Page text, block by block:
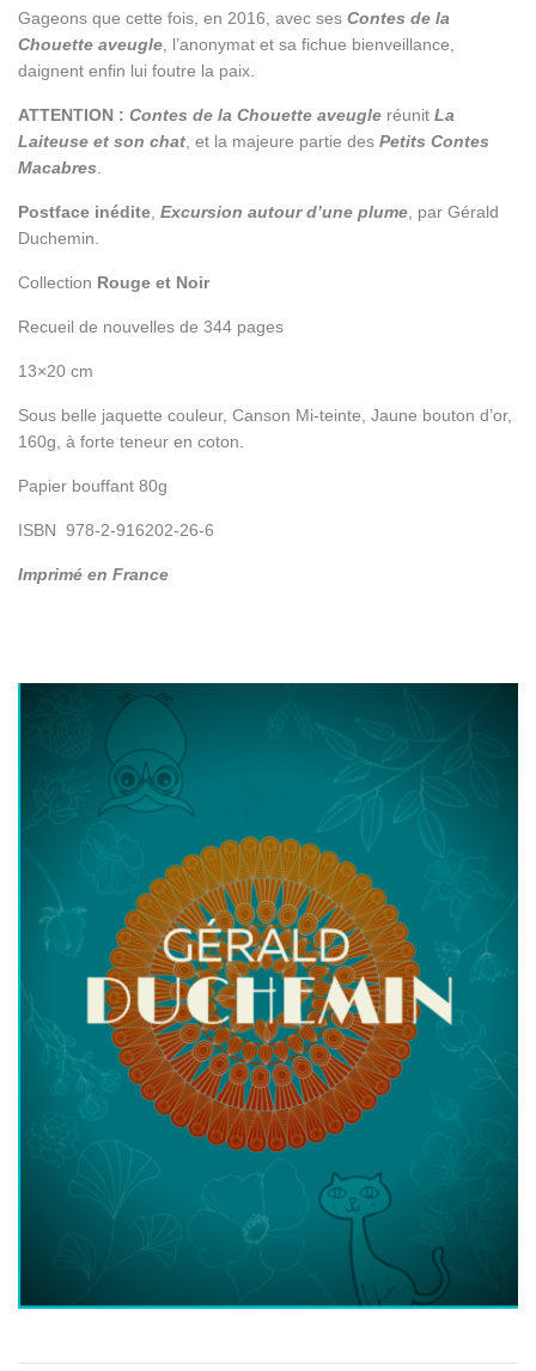
Gageons que cette fois, en 2016, avec ses Contes de la
Chouette aveugle , l’anonymat et sa fichue bienveillance,
daignent enfin lui foutre la paix.
ATTENTION : Contes de la Chouette aveugle réunit La
Laiteuse et son chat , et la majeure partie des Petits Contes
Macabres
Postface inédite Excursion autour d’une plume , par Gérald
Duchemin.
Collection Rouge et Noir
Recueil de nouvelles de 344 pages
13×20 cm
Sous belle jaquette couleur, Canson Mi-teinte, Jaune bouton d’or,
160g, à forte teneur en coton.
Papier bouffant 80g
ISBN 978-2-916202-26-6
Imprimé en France